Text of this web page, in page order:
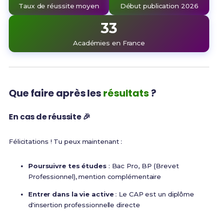
Taux de réussite moyen Début publication 2026
33
Académies en France
Que faire après lesrésultats?
En cas de réussite 🎉
Félicitations ! Tu peux maintenant :
Poursuivre tes études: Bac Pro, BP (Brevet
Professionnel), mention complémentaire
Entrer dans la vie active: Le CAP est un diplôme
d'insertion professionnelle directe